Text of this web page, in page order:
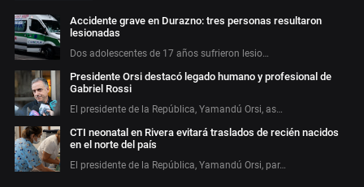
Accidente grave en Durazno: tres personas resultaron
lesionadas
Dos adolescentes de 17 años sufrieron lesio…
Presidente Orsi destacó legado humano y profesional de
Gabriel Rossi
El presidente de la República, Yamandú Orsi, as…
CTI neonatal en Rivera evitará traslados de recién nacidos
en el norte del país
El presidente de la República, Yamandú Orsi, par…